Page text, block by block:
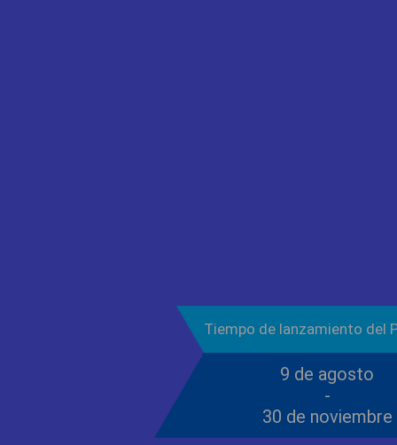
Tiempo de lanzamiento del
9 de agosto
-
30 de noviembre